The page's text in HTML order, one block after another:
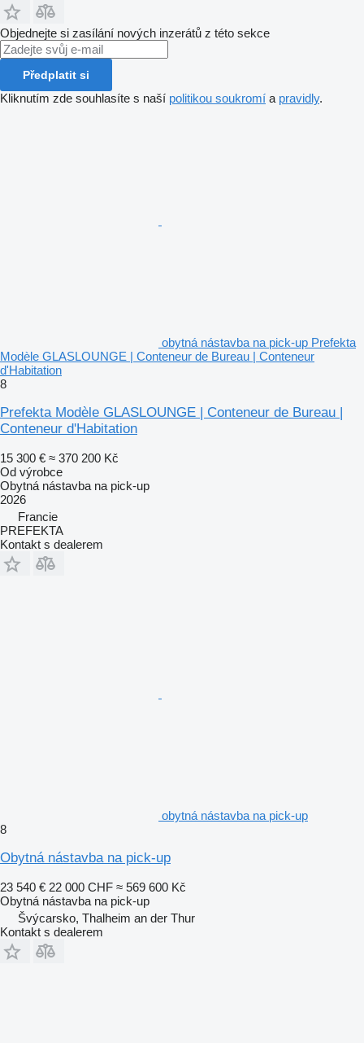
Objednejte si zasílání nových inzerátů z této sekce
Předplatit si
Kliknutím zde souhlasíte s naší politikou soukromí a pravidly.
obytná nástavba na pick-up Prefekta
Modèle GLASLOUNGE | Conteneur de Bureau | Conteneur
d'Habitation
8
Prefekta Modèle GLASLOUNGE | Conteneur de Bureau |
Conteneur d'Habitation
15 300 € ≈ 370 200 Kč
Od výrobce
Obytná nástavba na pick-up
2026
Francie
PREFEKTA
Kontakt s dealerem
obytná nástavba na pick-up
8
Obytná nástavba na pick-up
23 540 € 22 000 CHF ≈ 569 600 Kč
Obytná nástavba na pick-up
Švýcarsko, Thalheim an der Thur
Kontakt s dealerem